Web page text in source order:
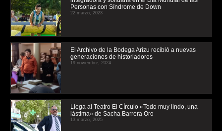
Personas con Síndrome de Down
22 marzo, 2023
El Archivo de la Bodega Arizu recibió a nuevas
generaciones de historiadores
19 noviembre, 2024
Llega al Teatro El CÍrculo «Todo muy lindo, una
lástima» de Sacha Barrera Oro
13 marzo, 2025